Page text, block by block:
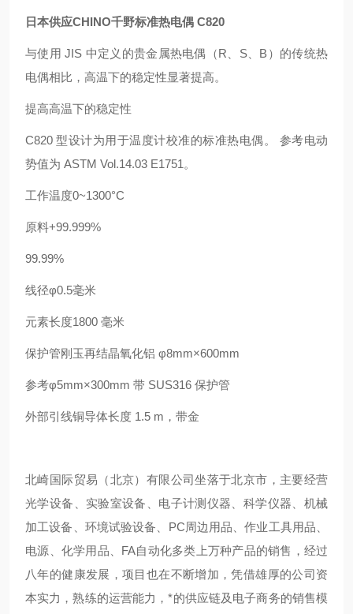
日本供应CHINO千野标准热电偶 C820
与使用 JIS 中定义的贵金属热电偶（R、S、B）的传统热
电偶相比，高温下的稳定性显著提高。
提高高温下的稳定性
C820 型设计为用于温度计校准的标准热电偶。 参考电动
势值为 ASTM Vol.14.03 E1751。
工作温度0~1300°C
原料+99.999%
99.99%
线径φ0.5毫米
元素长度1800 毫米
保护管刚玉再结晶氧化铝 φ8mm×600mm
参考φ5mm×300mm 带 SUS316 保护管
外部引线铜导体长度 1.5 m，带金
北崎国际贸易（北京）有限公司坐落于北京市，主要经营
光学设备、实验室设备、电子计测仪器、科学仪器、机械
加工设备、环境试验设备、PC周边用品、作业工具用品、
电源、化学用品、FA自动化多类上万种产品的销售，经过
八年的健康发展，项目也在不断增加，凭借雄厚的公司资
本实力，熟练的运营能力，*的供应链及电子商务的销售模